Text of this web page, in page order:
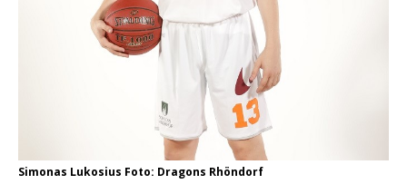
Simonas Lukosius Foto: Dragons Rhöndorf